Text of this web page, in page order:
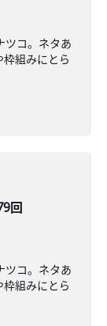
ツコ。ネタあ
組みにとら
回
ツコ。ネタあ
組みにとら